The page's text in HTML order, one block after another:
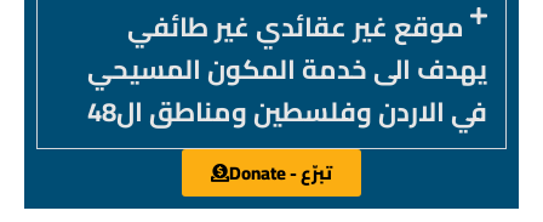
موقع غير عقائدي غير طائفي
يهدف الى خدمة المكون المسيحي
في الاردن وفلسطين ومناطق ال48
تبرّع - Donate